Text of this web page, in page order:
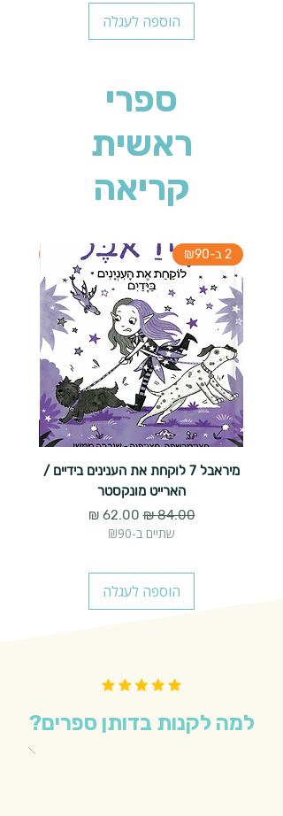
הוספה לעגלה
ספרי
ראשית
קריאה
2 ב-₪90
מיראבל 7 לוקחת את הענינים בידיים /
הארייט מונקסטר
מחיר רגיל‏84.00 ‏₪ מחיר מבצע
שתיים ב-₪90
הוספה לעגלה
למה לקנות בדותן ספרים?